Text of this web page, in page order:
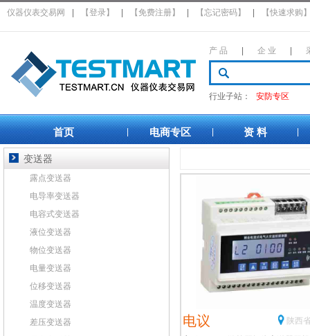
仪器仪表交易网 【登录】 【免费注册】 【忘记密码】 【快速求购
产 品 企 业
行业子站： 安防专区
首页 电商专区 资 料
电议
陕西
变送器
露点变送器
电导率变送器
电容式变送器
液位变送器
物位变送器
电量变送器
位移变送器
温度变送器
差压变送器